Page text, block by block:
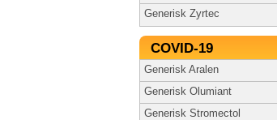
Generisk Zyrtec
COVID-19
Generisk Aralen
Generisk Olumiant
Generisk Stromectol